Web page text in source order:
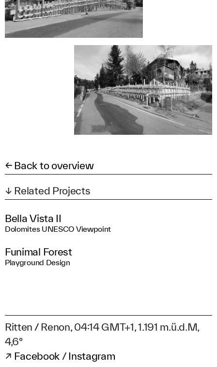
← Back to overview
↓ Related Projects
Bella Vista II
Dolomites UNESCO Viewpoint
Funimal Forest
Playground Design
Ritten / Renon, 04:14GMT+1, 1.191 m.ü.d.M,
4,6°
↗ Facebook / Instagram